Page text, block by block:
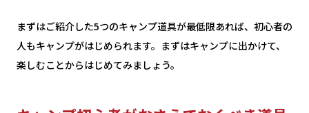
まずはご紹介した5つのキャンプ道具が最低限あれば、初心者の
人もキャンプがはじめられます。まずはキャンプに出かけて、
楽しむことからはじめてみましょう。